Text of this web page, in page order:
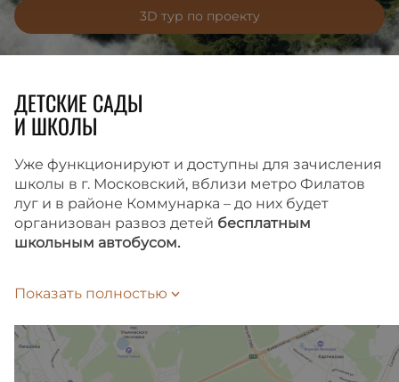
3D тур по проекту
ДЕТСКИЕ САДЫ
И ШКОЛЫ
Уже функционируют и доступны для зачисления
школы в г. Московский, вблизи метро Филатов
луг и в районе Коммунарка – до них будет
организован развоз детей бесплатным
школьным автобусом.
на автобусе-шаттле, в зависимости
от выбранного маршрута. Подать заявление
на зачисление ребенка в школу можно
на Госуслугах.
Показать полностью